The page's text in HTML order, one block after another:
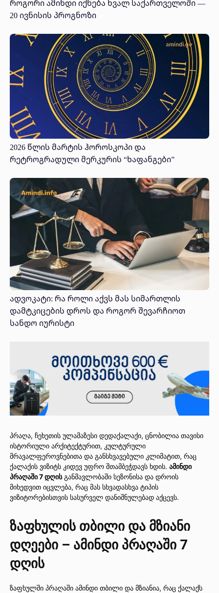
როგორი ამინდი იქნება ხვალ საქართველოში —
20 ივნისის პროგნოზი
2026 წლის მარტის ჰოროსკოპი და
რეტროგრადული მერკურის “ხაფანგები”
ადვოკატი: რა როლი აქვს მას სიმართლის
დამტკიცების დროს და როგორ შევარჩიოთ
სანდო იურისტი
პრაღა, ჩეხეთის ულამაზესი დედაქალაქი, ცნობილია თავისი
ისტორიული არქიტექტურით, კულტურული
მრავალფეროვნებითა და განსხვავებული კლიმატით, რაც
ქალაქის ვიზიტს კიდევ უფრო შთამბეჭდავს ხდის. ამინდი
პრაღაში 7 დღისგანმავლობაში სეზონისა და დროის
მიხედვით იცვლება, რაც მას სხვადასხვა ტიპის
ვიზიტორებისთვის სასურველ დანიშნულებად აქცევს.
ზაფხულის თბილი და მზიანი
დღეები – ამინდი პრაღაში 7
დღის
ზაფხულში პრაღაში ამინდი თბილი და მზიანია, რაც ქალაქს